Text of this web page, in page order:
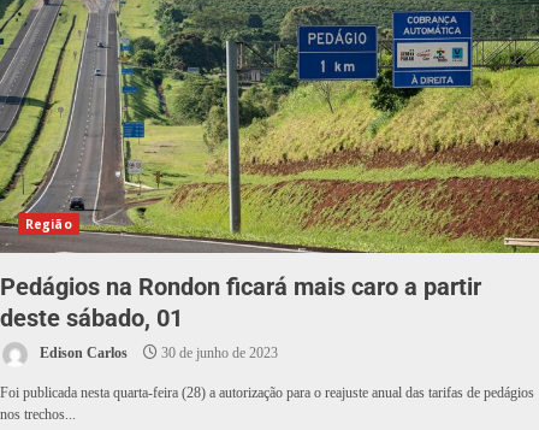
Região
Pedágios na Rondon ficará mais caro a partir
deste sábado, 01
Edison Carlos 30 de junho de 2023
Foi publicada nesta quarta-feira (28) a autorização para o reajuste anual das tarifas de pedágios
nos trechos...